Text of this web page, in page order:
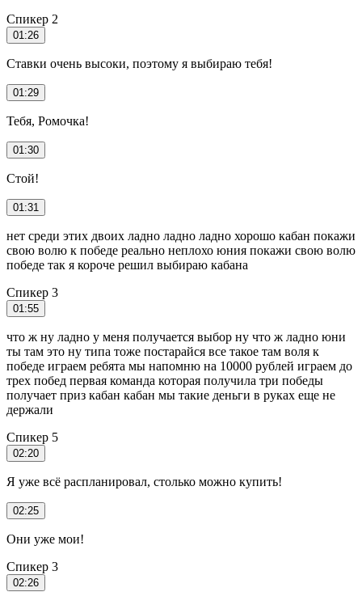
Спикер 2
01:26
Ставки очень высоки, поэтому я выбираю тебя!
01:29
Тебя, Ромочка!
01:30
Стой!
01:31
нет среди этих двоих ладно ладно ладно хорошо кабан покажи
свою волю к победе реально неплохо юния покажи свою волю
победе так я короче решил выбираю кабана
Спикер 3
01:55
что ж ну ладно у меня получается выбор ну что ж ладно юни
ты там это ну типа тоже постарайся все такое там воля к
победе играем ребята мы напомню на 10000 рублей играем до
трех побед первая команда которая получила три победы
получает приз кабан кабан мы такие деньги в руках еще не
держали
Спикер 5
02:20
Я уже всё распланировал, столько можно купить!
02:25
Они уже мои!
Спикер 3
02:26